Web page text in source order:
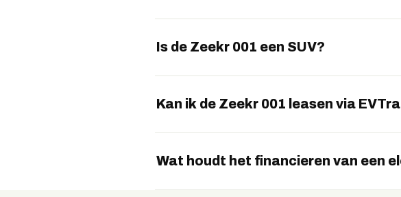
100 km/u.
Is de Zeekr 001 een SUV?
achterzijde.
Kan ik de Zeekr 001 leasen via
WhatsApp.
Wat houdt het financieren van een